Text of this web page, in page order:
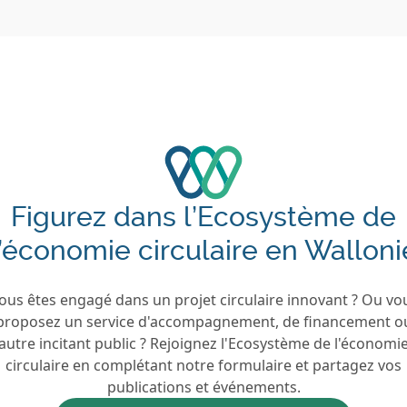
Figurez dans l’Ecosystème de
circulaire en
êtes engagé dans un projet circulaire innovant ? Ou
un service d'accompagnement, de financement
incitant public ? Rejoignez l'Ecosystème de
circulaire en complétant notre formulaire et partagez vos
publications et événements.